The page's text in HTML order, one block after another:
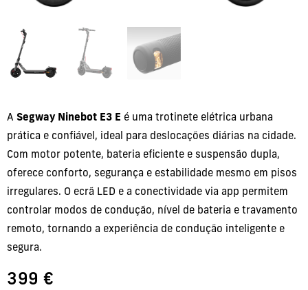
A Segway Ninebot E3 E é uma trotinete elétrica urbana
prática e confiável, ideal para deslocações diárias na cidade.
Com motor potente, bateria eficiente e suspensão dupla,
oferece conforto, segurança e estabilidade mesmo em pisos
irregulares. O ecrã LED e a conectividade via app permitem
controlar modos de condução, nível de bateria e travamento
remoto, tornando a experiência de condução inteligente e
segura.
399 €